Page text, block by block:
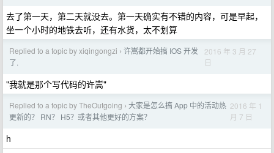
去了第一天，第二天就没去。第一天确实有不错的内容，可是早起，
坐一个小时的地铁去听，还有水货，太不划算
Replied to a topic by xiqingongzi › 许嵩都开始搞 IOS 开发
了.
2016 年 3 月 27
日
"我就是那个写代码的许嵩"
Replied to a topic by TheOutgoing › 大家是怎么搞 App 中的活动热
更新的？ RN？ H5？或者其他更好的方案？
2016 年 1
月 7 日
h